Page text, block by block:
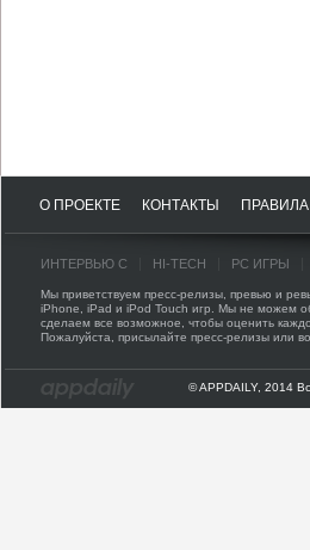
О ПРОЕКТЕ КОНТАКТЫ
ИНТЕРВЬЮ С HI-TECH PC ИГРЫ
Мы приветствуем пресс-релизы, превью и
iPhone, iPad и iPod Touch игр. Мы не можем
сделаем все возможное, чтобы оценить
Пожалуйста, присылайте пресс-релизы или
© APPDAILY, 2014